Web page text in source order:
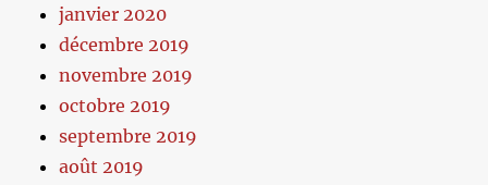
janvier 2020
décembre 2019
novembre 2019
octobre 2019
septembre 2019
août 2019